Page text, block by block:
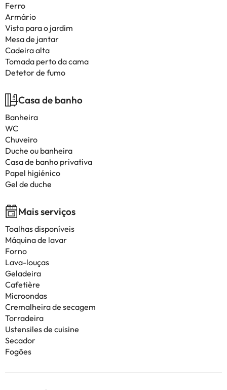
Ferro
Armário
Vista para o jardim
Mesa de jantar
Cadeira alta
Tomada perto da cama
Detetor de fumo
Casa de banho
Banheira
WC
Chuveiro
Duche ou banheira
Casa de banho privativa
Papel higiénico
Gel de duche
Mais serviços
Toalhas disponíveis
Máquina de lavar
Forno
Lava-louças
Geladeira
Cafetière
Microondas
Cremalheira de secagem
Torradeira
Ustensiles de cuisine
Secador
Fogões